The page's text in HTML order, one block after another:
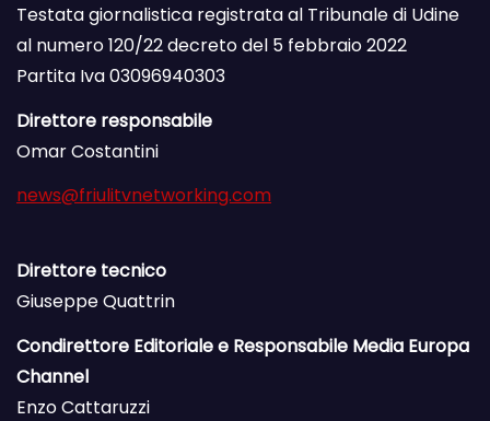
Testata giornalistica registrata al Tribunale di Udine
al numero 120/22 decreto del 5 febbraio 2022
Partita Iva 03096940303
Direttore responsabile
Omar Costantini
news@friulitvnetworking.com
Direttore tecnico
Giuseppe Quattrin
Condirettore Editoriale e Responsabile Media Europa
Channel
Enzo Cattaruzzi